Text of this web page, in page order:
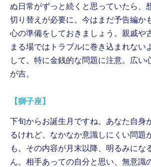
ぬ日常がずっと続くと思っていたら、
切り替えが必要に。今はまだ予告編か
心の準備をしておきましょう。親戚や
まる場ではトラブルに巻き込まれない
して。特に金銭的な問題に注意。広い
が吉。
【獅子座】
下旬からお誕生月ですね。あなた自身
るけれど、なかなか意識しにくい問題
も。その内容が月末以降、明るみにな
ん。相手あっての自分と思い、無意識